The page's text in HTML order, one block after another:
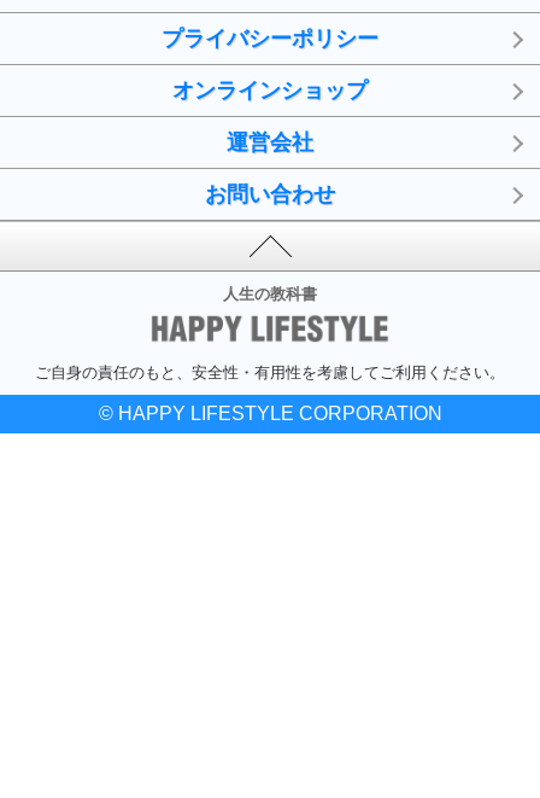
プライバシーポリシー
オンラインショップ
運営会社
お問い合わせ
人生の教科書
ご自身の責任のもと、安全性・有用性を考慮してご利用ください。
© HAPPY LIFESTYLE CORPORATION